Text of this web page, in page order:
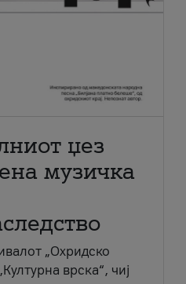
џез
музичка
„Охридско
врска“, чиј